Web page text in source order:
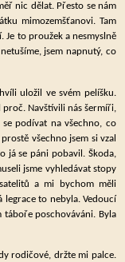
nic dělat. Přesto se nám
mimozemšťanovi. Tam
Je to proužek a nesmyslně
jsem napnutý, co
uložil ve svém pelíšku.
Navštívili nás šermíři,
podívat na všechno, co
všechno jsem si vzal
já se páni pobavil. Škoda,
jsme vyhledávat stopy
a mi bychom měli
legrace to nebyla. Vedoucí
táboře poschováváni. Byla
rodičové, držte mi palce.